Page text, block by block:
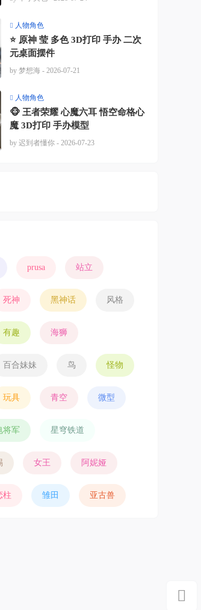
人物角色
⭐ 原神 莹 多色 3D打印 手办 二次
元桌面摆件
by 梦想海 - 2026-07-21
人物角色
🐵 王者荣耀 心魔六耳 悟空命格心
魔 3D打印 手办模型
by 迟到者懂你 - 2026-07-23
prusa 站立
死神 黑神话 风格
有趣 海狮
百合妹妹 鸟 怪物
玩具 青空 微型
将军 星穹铁道
女王 阿妮娅
柱 雏田 亚古兽